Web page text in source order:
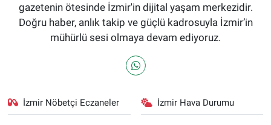
gazetenin ötesinde İzmir'in dijital yaşam merkezidir.
Doğru haber, anlık takip ve güçlü kadrosuyla İzmir’in
mühürlü sesi olmaya devam ediyoruz.
İzmir Nöbetçi Eczaneler İzmir Hava Durumu